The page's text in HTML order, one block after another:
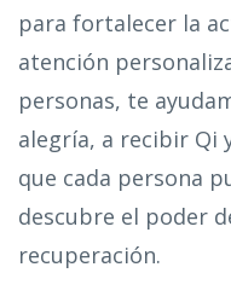
para fortalecer la
atención
personas, te
alegría, a recibir Qi
que cada persona
descubre el poder
recuperación.